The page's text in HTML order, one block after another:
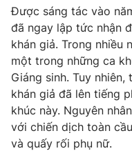
Giải sao mai
Sao
Làm đẹp
Chất lượng cuộc sống
Giáo dục
Tuyển sinh
Học trực tuyến
Công nghệ
Hitech Công nghệ
Sản phẩm
Thị trường
Giao lưu trực tuyến
Lịch phát sóng
Được sáng tác vào
đã ngay lập tức nhận
khán giả. Trong nhiều
một trong những ca
Giáng sinh. Tuy
khán giả đã lên tiếng
khúc này. Nguyên
với chiến dịch toàn
và quấy rối phụ nữ.